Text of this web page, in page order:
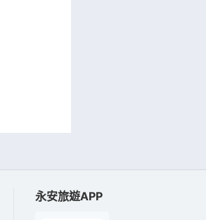
永安旅遊APP